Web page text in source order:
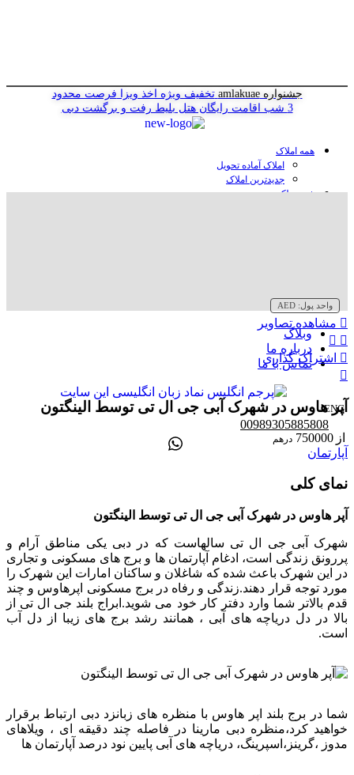
جشنواره amlakuae تخفیف ویژه اخذ ویزا فرصت محدود
3 شب اقامت رایگان هتل
بلیط رفت و برگشت دبی
همه املاک
املاک آماده تحویل
جدیدترین املاک
خرید ملک در دبی
واحد پول: AED
وبلاگ
درباره ما
تماس با ما
ENG
00989305885808
مشاهده تصاویر
اشتراک گذاری
آپر هاوس در شهرک آبی جی ال تی توسط الینگتون
از 750000 درهم
آپارتمان
نمای کلی
آپر هاوس در شهرک آبی جی ال تی توسط الینگتون
شهرک آبی جی ال تی سالهاست که در دبی یکی مناطق آرام و
پررونق زندگی است، ادغام آپارتمان ها و برج های مسکونی و تجاری
در این شهرک باعث شده که شاغلان و ساکنان امارات این شهرک را
مورد توجه قرار دهند.زندگی و رفاه در برج مسکونی اپرهاوس و چند
قدم بالاتر شما وارد دفتر کار خود می شوید.ابراج بلند جی ال تی از
بالا در دل دریاچه های آبی ، همانند رشد برج های زیبا از دل آب
است.
شما در برج بلند اپر هاوس با منظره های زبانزد دبی ارتباط برقرار
خواهید کرد،منظره دبی مارینا در فاصله چند دقیقه ای ، ویلاهای
مدوز ،گرینز،اسپرینگ، دریاچه های آبی پایین نود درصد آپارتمان ها